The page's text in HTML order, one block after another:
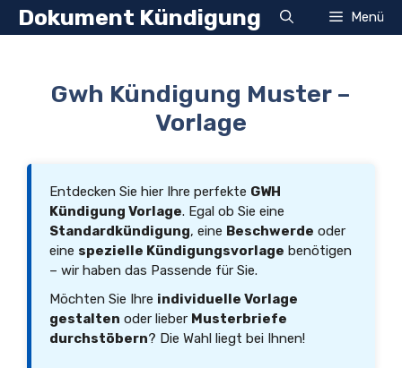
Zum
InhaltDokument Kündigung Menü
Gwh Kündigung Muster –
Vorlage
Entdecken Sie hier Ihre perfekte GWH
Kündigung Vorlage. Egal ob Sie eine
Standardkündigung, eine Beschwerde oder
eine spezielle Kündigungsvorlage benötigen
– wir haben das Passende für Sie.
Möchten Sie Ihre individuelle Vorlage
gestalten oder lieber Musterbriefe
durchstöbern? Die Wahl liegt bei Ihnen!